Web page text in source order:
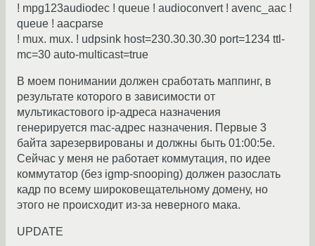
! mpg123audiodec ! queue ! audioconvert ! avenc_aac !
queue ! aacparse
! mux. mux. ! udpsink host=230.30.30.30 port=1234 ttl-
mc=30 auto-multicast=true
В моем понимании должен сработать маппинг, в
результате которого в зависимости от
мультикастового ip-адреса назначения
генерируется mac-адрес назначения. Первые 3
байта зарезервированы и должны быть 01:00:5e.
Сейчас у меня не работает коммутация, по идее
коммутатор (без igmp-snooping) должен разослать
кадр по всему широковещательному домену, но
этого не происходит из-за неверного мака.
UPDATE